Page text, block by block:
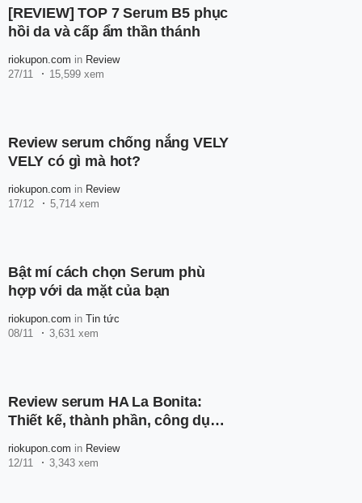
[REVIEW] TOP 7 Serum B5 phục
hồi da và cấp ẩm thần thánh
riokupon.com in Review
27/11
15,599 xem
Review serum chống nắng VELY
VELY có gì mà hot?
riokupon.com in Review
17/12
5,714 xem
Bật mí cách chọn Serum phù
hợp với da mặt của bạn
riokupon.com in Tin tức
08/11
3,631 xem
Review serum HA La Bonita:
Thiết kế, thành phần, công dụng
riokupon.com in Review
12/11
3,343 xem